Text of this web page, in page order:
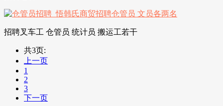
招聘叉车工 仓管员 统计员 搬运工若干
共3页:
上一页
1
2
3
下一页